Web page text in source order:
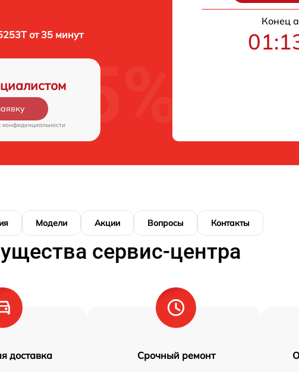
от 35 минут
конфиденциальности
Конец
Модели Акции Вопросы Контакты
сервис-центра
доставка Срочный ремонт